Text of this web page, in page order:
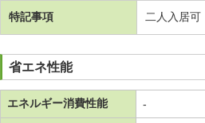
特記事項 二人入居可
省エネ性能
エネルギー消費性能 -